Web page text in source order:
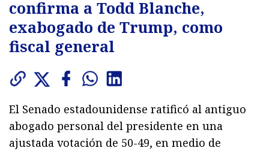
confirma a Todd Blanche,
exabogado de Trump, como
fiscal general
El Senado estadounidense ratificó al antiguo
abogado personal del presidente en una
ajustada votación de 50-49, en medio de